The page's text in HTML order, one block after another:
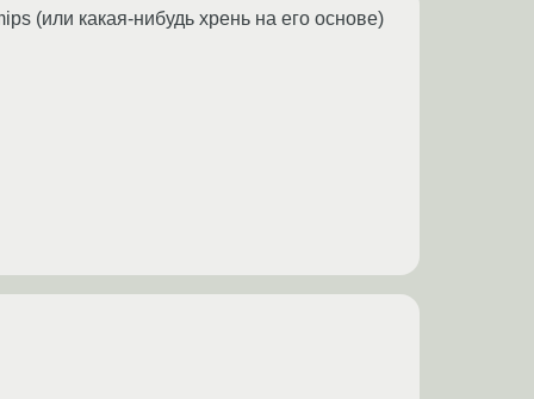
(или какая-нибудь хрень на его основе)